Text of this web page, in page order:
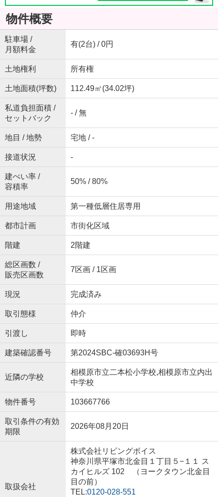
物件概要
駐車場 /
月額料金
有(2台) / 0円
土地権利 所有権
土地面積(坪数) 112.49㎡(34.02坪)
私道負担面積 /
セットバック
- / 無
地目 / 地勢 宅地 / -
接道状況 -
建ぺい率 /
容積率
50% / 80%
用途地域 第一種低層住居専用
都市計画 市街化区域
階建 2階建
総区画数 /
販売区画数
7区画 / 1区画
現況 完成済み
取引態様 仲介
引渡し 即時
建築確認番号 第2024SBC-確03693H号
近隣の学校
相模原市立二本松小学校,相模原市立内出
中学校
物件番号 103667766
取引条件の有効
期限
2026年08月20日
取扱会社
株式会社リビングボイス
神奈川県平塚市北金目１丁目５−１１ ス
カイヒルズ 102 （ヨークタウン北金目
目の前）
TEL:0120-028-551